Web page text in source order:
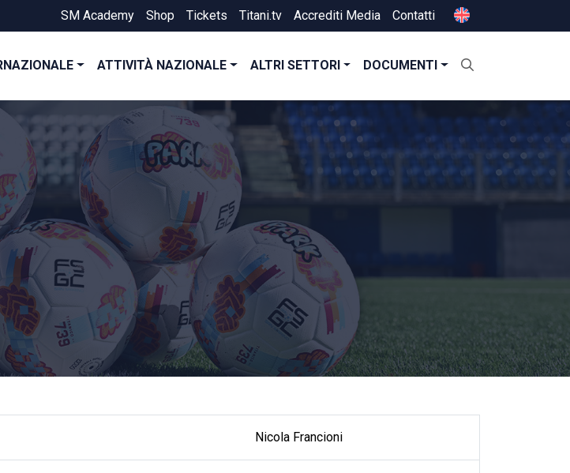
SM Academy Shop Tickets Titani.tv Accrediti Media Contatti
ATTIVITÀ NAZIONALE ALTRI SETTORI DOCUMENTI
Nicola Francioni